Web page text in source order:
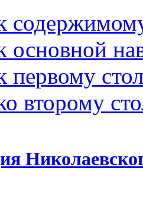
основной
первому
второму